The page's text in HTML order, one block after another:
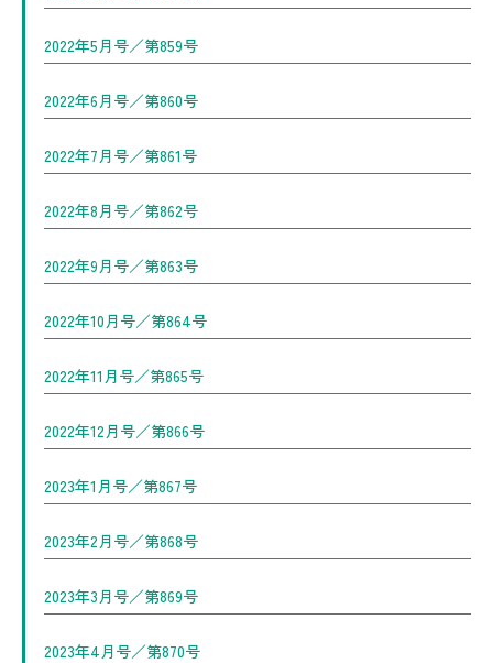
2022年5月号／第859号
2022年6月号／第860号
2022年7月号／第861号
2022年8月号／第862号
2022年9月号／第863号
2022年10月号／第864号
2022年11月号／第865号
2022年12月号／第866号
2023年1月号／第867号
2023年2月号／第868号
2023年3月号／第869号
2023年4月号／第870号